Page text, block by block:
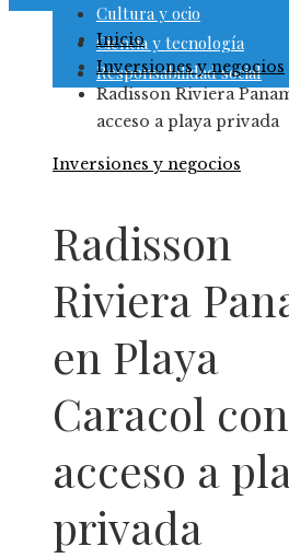
Cultura y ocio
Ciencia y tecnología
Responsabilidad social
Inicio
Inversiones y negocios
Radisson Riviera
acceso a playa privada
Inversiones y negocios
Radisson
Riviera
en Playa
Caracol con
acceso a
privada